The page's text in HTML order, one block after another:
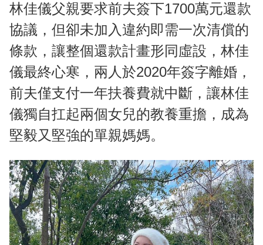
林佳儀父親要求前夫簽下1700萬元還款
協議，但卻未加入違約即需一次清償的
條款，讓整個還款計畫形同虛設，林佳
儀最終心寒，兩人於2020年簽字離婚，
前夫僅支付一年扶養費就中斷，讓林佳
儀獨自扛起兩個女兒的教養重擔，成為
堅毅又堅強的單親媽媽。